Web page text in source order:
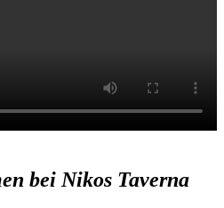
bei Nikos Taverna